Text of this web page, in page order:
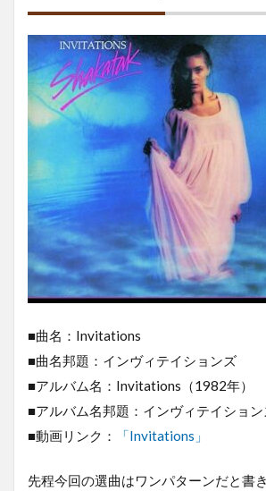
■曲名：Invitations
■曲名邦題：インヴィテイションズ
■アルバム名：Invitations（1982年）
■アルバム名邦題：インヴィテイション
■動画リンク：
「Invitations」
先程今回の選曲はワンパターンだと書き